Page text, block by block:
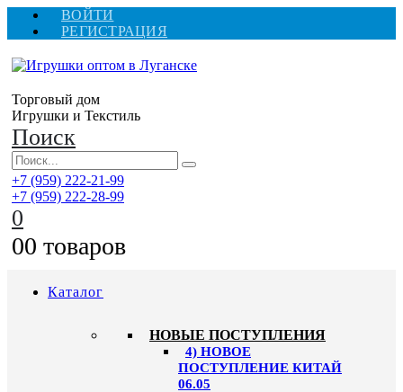
ВОЙТИ
РЕГИСТРАЦИЯ
Торговый дом
Игрушки и Текстиль
Поиск
+7 (959) 222-21-99
+7 (959) 222-28-99
0
00 товаров
Каталог
НОВЫЕ ПОСТУПЛЕНИЯ
4) НОВОЕ
ПОСТУПЛЕНИЕ КИТАЙ
06.05